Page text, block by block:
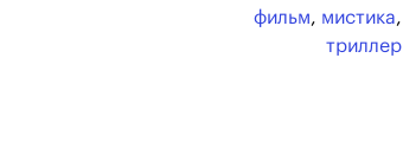
фильм, мистика,
триллер